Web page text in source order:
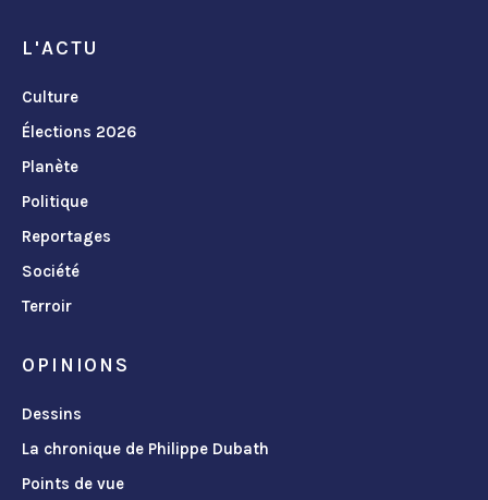
L'ACTU
Culture
Élections 2026
Planète
Politique
Reportages
Société
Terroir
OPINIONS
Dessins
La chronique de Philippe Dubath
Points de vue